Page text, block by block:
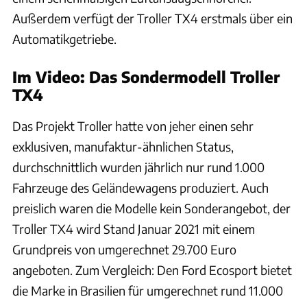
Außerdem verfügt der Troller TX4 erstmals über ein
Automatikgetriebe.
Im Video: Das Sondermodell Troller
TX4
Das Projekt Troller hatte von jeher einen sehr
exklusiven, manufaktur-ähnlichen Status,
durchschnittlich wurden jährlich nur rund 1.000
Fahrzeuge des Geländewagens produziert. Auch
preislich waren die Modelle kein Sonderangebot, der
Troller TX4 wird Stand Januar 2021 mit einem
Grundpreis von umgerechnet 29.700 Euro
angeboten. Zum Vergleich: Den Ford Ecosport bietet
die Marke in Brasilien für umgerechnet rund 11.000